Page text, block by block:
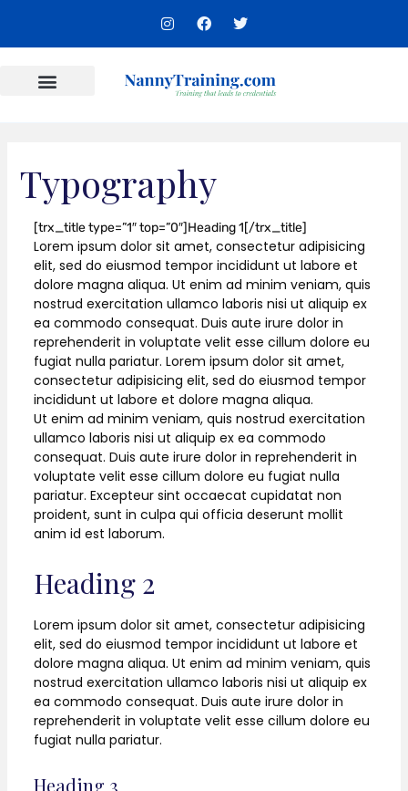
content
I
n
s
a
g
F
a
c
b
o
T
w
i
t
e
Typography
[trx_title type=”1″ top=”0″]Heading 1[/trx_title]
Lorem ipsum dolor sit amet, consectetur adipisicing
elit, sed do eiusmod tempor incididunt ut labore et
dolore magna aliqua. Ut enim ad minim veniam, quis
nostrud exercitation ullamco laboris nisi ut aliquip ex
ea commodo consequat. Duis aute irure dolor in
reprehenderit in voluptate velit esse cillum dolore eu
fugiat nulla pariatur. Lorem ipsum dolor sit amet,
consectetur adipisicing elit, sed do eiusmod tempor
incididunt ut labore et dolore magna aliqua.
Ut enim ad minim veniam, quis nostrud exercitation
ullamco laboris nisi ut aliquip ex ea commodo
consequat. Duis aute irure dolor in reprehenderit in
voluptate velit esse cillum dolore eu fugiat nulla
pariatur. Excepteur sint occaecat cupidatat non
proident, sunt in culpa qui officia deserunt mollit
anim id est laborum.
Heading 2
Lorem ipsum dolor sit amet, consectetur adipisicing
elit, sed do eiusmod tempor incididunt ut labore et
dolore magna aliqua. Ut enim ad minim veniam, quis
nostrud exercitation ullamco laboris nisi ut aliquip ex
ea commodo consequat. Duis aute irure dolor in
reprehenderit in voluptate velit esse cillum dolore eu
fugiat nulla pariatur.
Heading 3